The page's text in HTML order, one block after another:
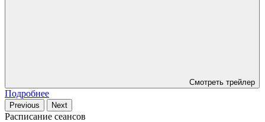
Смотреть трейлер
Подробнее
Previous Next
Расписание сеансов